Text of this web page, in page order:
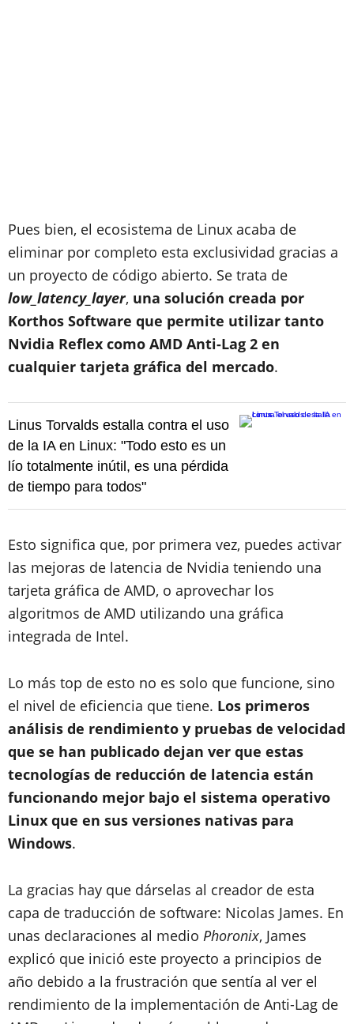
Pues bien, el ecosistema de Linux acaba de
eliminar por completo esta exclusividad gracias a
un proyecto de código abierto. Se trata de
low_latency_layer, una solución creada por
Korthos Software que permite utilizar tanto
Nvidia Reflex como AMD Anti-Lag 2 en
cualquier tarjeta gráfica del mercado.
Linus Torvalds estalla contra el uso
de la IA en Linux: "Todo esto es un
lío totalmente inútil, es una pérdida
de tiempo para todos"
Esto significa que, por primera vez, puedes activar
las mejoras de latencia de Nvidia teniendo una
tarjeta gráfica de AMD, o aprovechar los
algoritmos de AMD utilizando una gráfica
integrada de Intel.
Lo más top de esto no es solo que funcione, sino
el nivel de eficiencia que tiene. Los primeros
análisis de rendimiento y pruebas de velocidad
que se han publicado dejan ver que estas
tecnologías de reducción de latencia están
funcionando mejor bajo el sistema operativo
Linux que en sus versiones nativas para
Windows.
La gracias hay que dárselas al creador de esta
capa de traducción de software: Nicolas James. En
unas declaraciones al medio Phoronix, James
explicó que inició este proyecto a principios de
año debido a la frustración que sentía al ver el
rendimiento de la implementación de Anti-Lag de